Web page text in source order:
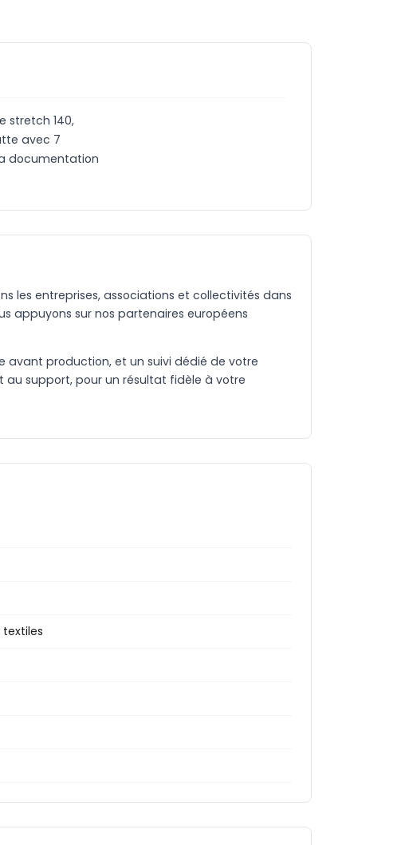
stretch 140,
avec 7
documentation
les entreprises, associations et collectivités dans
appuyons sur nos partenaires européens
avant production, et un suivi dédié de votre
au support, pour un résultat fidèle à votre